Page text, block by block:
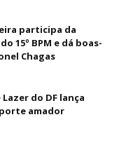
participa da
15º BPM e dá boas-
Chagas
do DF lança
amador